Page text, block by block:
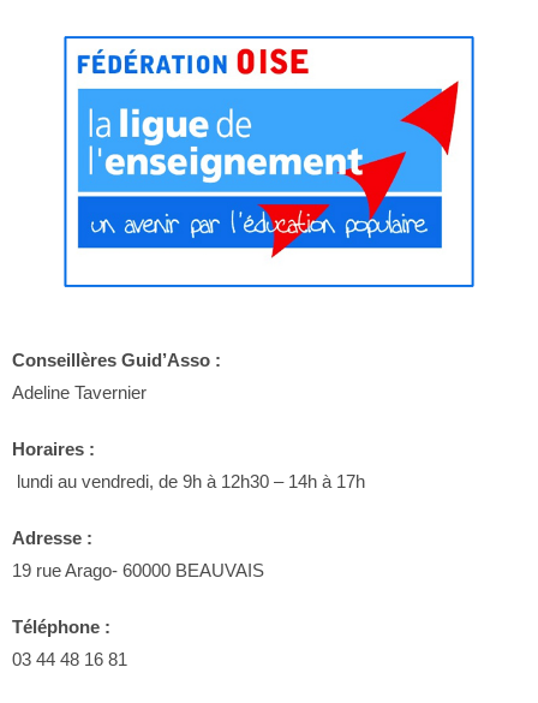
Conseillères Guid’Asso :
Adeline Tavernier
Horaires :
lundi au vendredi, de 9h à 12h30 – 14h à 17h
Adresse :
19 rue Arago- 60000 BEAUVAIS
Téléphone :
03 44 48 16 81